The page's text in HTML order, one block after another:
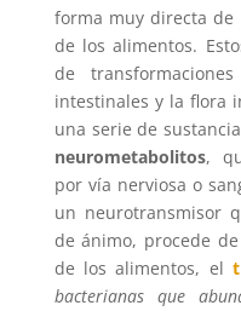
forma muy directa de
de los alimentos.
de
intestinales y la flora
una serie de
neurometabolitos,
por vía nerviosa o
un neurotransmisor
de ánimo, procede
de los alimentos, el
bacterianas que